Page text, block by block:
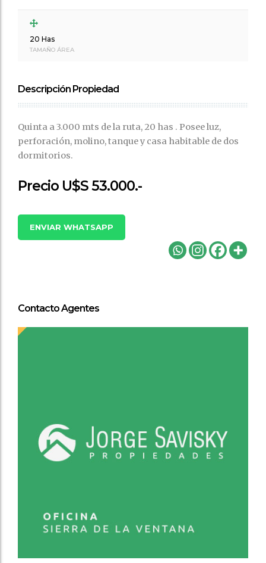
20 Has
TAMAÑO ÁREA
Descripción Propiedad
Quinta a 3.000 mts de la ruta, 20 has . Posee luz,
perforación, molino, tanque y casa habitable de dos
dormitorios.
Precio U$S 53.000.-
ENVIAR WHATSAPP
Contacto Agentes